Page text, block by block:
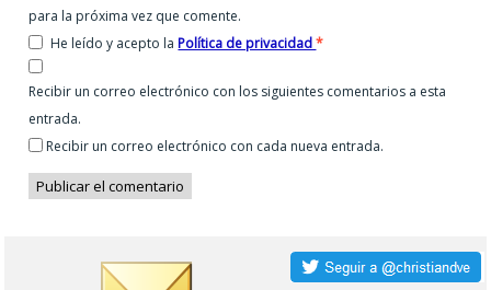
para la próxima vez que comente.
He leído y acepto laPolítica de privacidad*
Recibir un correo electrónico con los siguientes comentarios a esta
entrada.
Recibir un correo electrónico con cada nueva entrada.